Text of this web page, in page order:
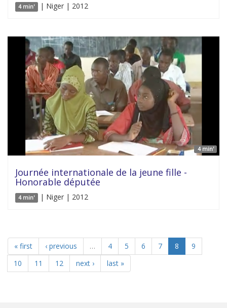
4 min' | Niger | 2012
4 min'
Journée internationale de la jeune fille -
Honorable députée
4 min' | Niger | 2012
« first ‹ previous … 4 5 6 7 8
9
10
11 12 next › last »